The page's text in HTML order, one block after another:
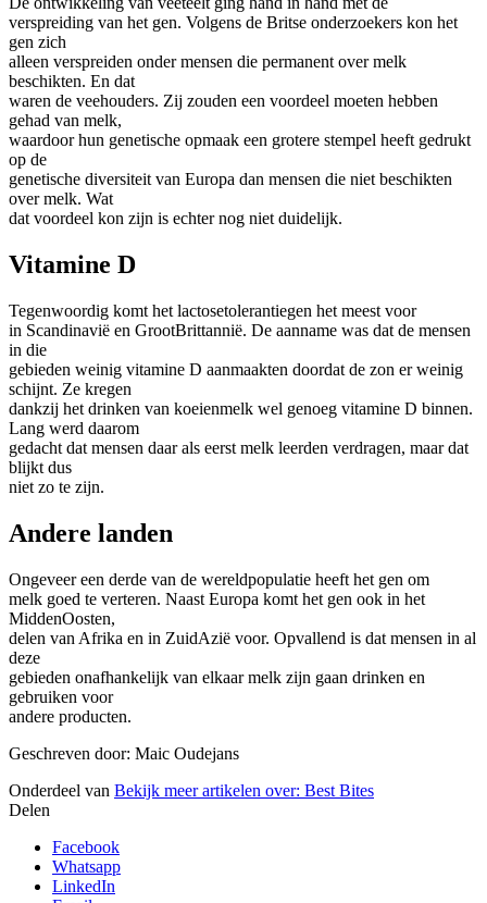
verspreiding van het gen. Volgens de Britse onderzoekers kon het
gen zich
alleen verspreiden onder mensen die permanent over melk
beschikten. En dat
waren de veehouders. Zij zouden een voordeel moeten hebben
gehad van melk,
waardoor hun genetische opmaak een grotere stempel heeft gedrukt
op de
genetische diversiteit van Europa dan mensen die niet beschikten
over melk. Wat
dat voordeel kon zijn is echter nog niet duidelijk.
Vitamine D
Tegenwoordig komt het lactosetolerantiegen het meest voor
in Scandinavië en GrootBrittannië. De aanname was dat de mensen
in die
gebieden weinig vitamine D aanmaakten doordat de zon er weinig
schijnt. Ze kregen
dankzij het drinken van koeienmelk wel genoeg vitamine D binnen.
Lang werd daarom
gedacht dat mensen daar als eerst melk leerden verdragen, maar dat
blijkt dus
niet zo te zijn.
Andere landen
Ongeveer een derde van de wereldpopulatie heeft het gen om
melk goed te verteren. Naast Europa komt het gen ook in het
MiddenOosten,
delen van Afrika en in ZuidAzië voor. Opvallend is dat mensen in al
deze
gebieden onafhankelijk van elkaar melk zijn gaan drinken en
gebruiken voor
andere producten.
Geschreven door: Maic Oudejans
Onderdeel van Bekijk meer artikelen over: Best Bites
Delen
Facebook
Whatsapp
LinkedIn